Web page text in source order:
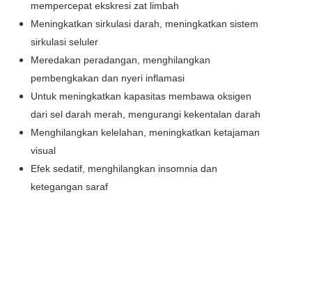
mempercepat ekskresi zat limbah
Meningkatkan sirkulasi darah, meningkatkan sistem
sirkulasi seluler
Meredakan peradangan, menghilangkan
pembengkakan dan nyeri inflamasi
Untuk meningkatkan kapasitas membawa oksigen
dari sel darah merah, mengurangi kekentalan darah
Menghilangkan kelelahan, meningkatkan ketajaman
visual
Efek sedatif, menghilangkan insomnia dan
ketegangan saraf